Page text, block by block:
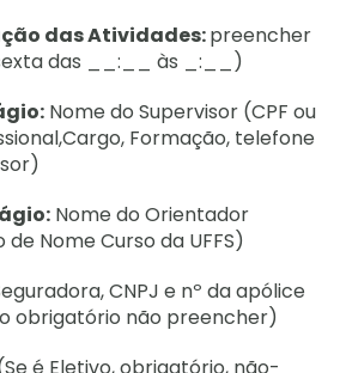
das Atividades:preencher
das __:__ às _:__)
Nome do Supervisor (CPF ou
Formação, telefone
Nome do Orientador
Nome Curso da UFFS)
CNPJ e nº da apólice
obrigatório não preencher)